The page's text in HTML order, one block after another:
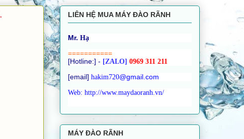
LIÊN HỆ MUA MÁY ĐÀO RÃNH
Mr. Hạ
===========
[Hotline:] - [ZALO] 0969 311 211
[email] hakim720@gmail.com
Web: http://www.maydaoranh.vn/
MÁY ĐÀO RÃNH